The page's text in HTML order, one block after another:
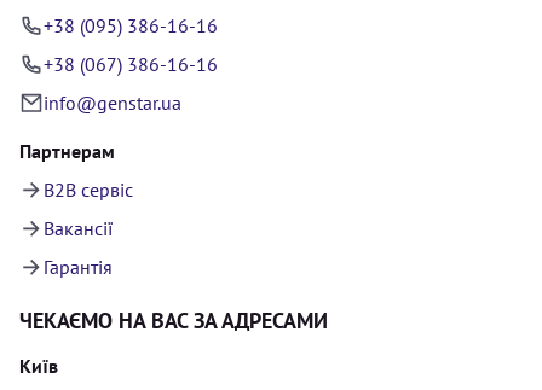
+38 (095) 386-16-16
+38 (067) 386-16-16
info@genstar.ua
Партнерам
B2B сервіс
Вакансії
Гарантія
ЧЕКАЄМО НА ВАС ЗА АДРЕСАМИ
Київ